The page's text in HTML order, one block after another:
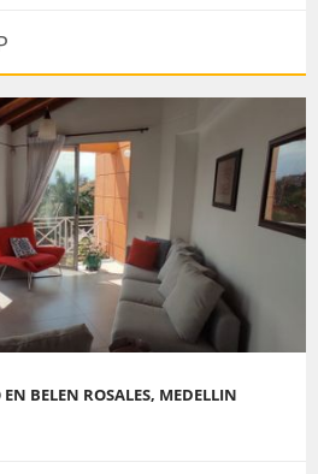
BELEN ROSALES, MEDELLIN